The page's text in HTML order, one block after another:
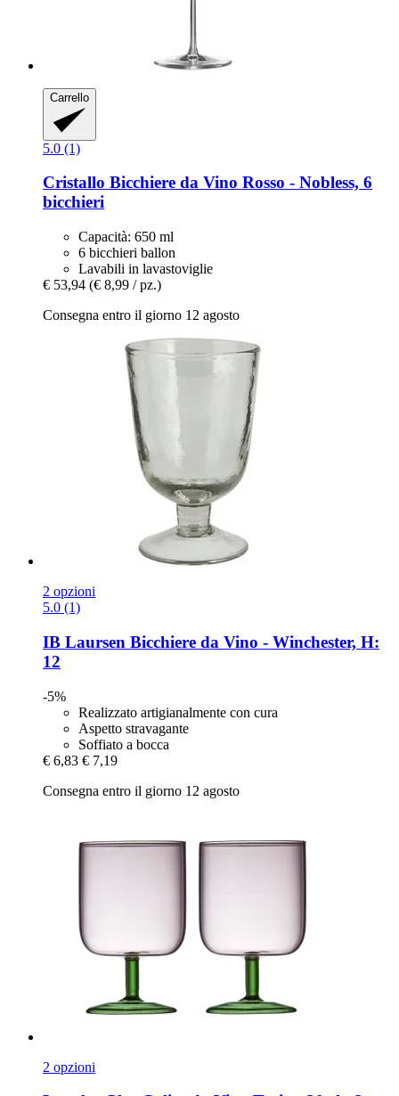
Carrello
5.0 (1)
Cristallo Bicchiere da Vino Rosso -​ Nobless, 6
bicchieri
Capacità: 650 ml
6 bicchieri ballon
Lavabili in lavastoviglie
€ 53,94 (€ 8,99 / pz.)
Consegna entro il giorno 12 agosto
2 opzioni
5.0 (1)
IB Laursen Bicchiere da Vino -​ Winchester, H:
12
-5%
Realizzato artigianalmente con cura
Aspetto stravagante
Soffiato a bocca
€ 6,83 € 7,19
Consegna entro il giorno 12 agosto
2 opzioni